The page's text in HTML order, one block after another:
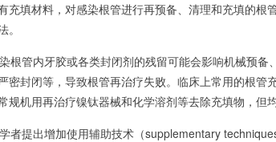
充填材料，对感染根管进行再预备、清理和充填的根
。
根管内牙胶或各类封闭剂的残留可能会影响机械预备
密封闭等，导致根管再治疗失败。临床上常用的根管
规机用再治疗镍钛器械和化学溶剂等去除充填物，但
者提出增加使用辅助技术（supplementary